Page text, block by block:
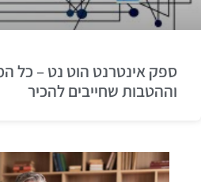
ספק אינטרנט הוט נט – כל
וההטבות שחייבים להכיר